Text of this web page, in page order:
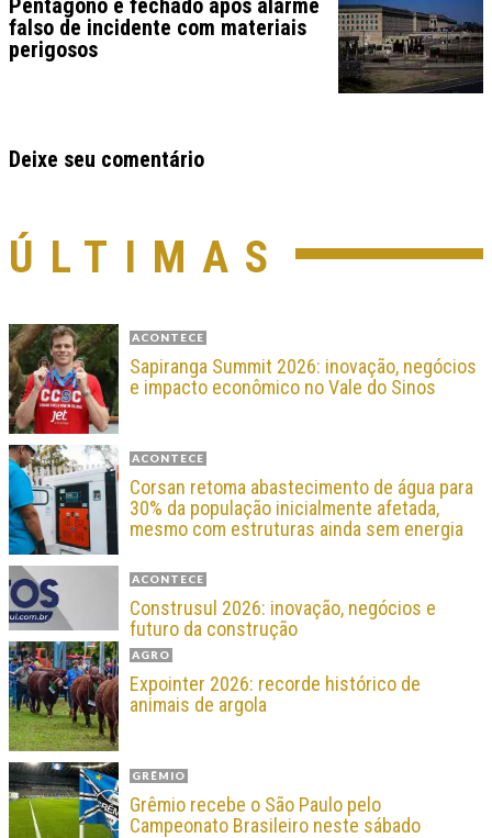
Pentágono é fechado após alarme
falso de incidente com materiais
perigosos
Deixe seu comentário
ÚLTIMAS
ACONTECE
Sapiranga Summit 2026: inovação, negócios
e impacto econômico no Vale do Sinos
ACONTECE
Corsan retoma abastecimento de água para
30% da população inicialmente afetada,
mesmo com estruturas ainda sem energia
ACONTECE
Construsul 2026: inovação, negócios e
futuro da construção
AGRO
Expointer 2026: recorde histórico de
animais de argola
GRÊMIO
Grêmio recebe o São Paulo pelo
Campeonato Brasileiro neste sábado